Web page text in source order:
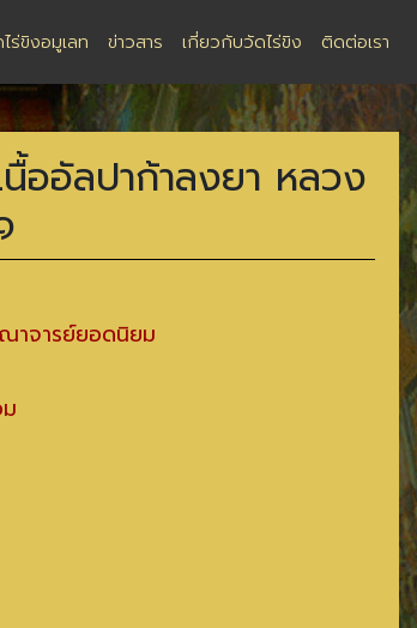
ร่ขิงอมูเลท ข่าวสาร เกี่ยวกับวัดไร่ขิง ติดต่อเรา
ออัลปาก้าลงยา หลวง
าจารย์ยอดนิยม